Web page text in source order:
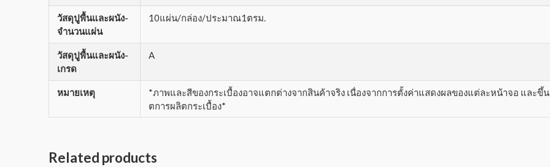
วัสดุปูพื้นและผนัง-
จำนวนแผ่น
10แผ่น/กล่อง/ประมาณ1ตรม.
วัสดุปูพื้นและผนัง-
เกรด
A
หมายเหตุ
*ภาพและสีของกระเบื้องอาจแตกต่างจากสินค้าจริง เนื่องจากการตั้งค่าแสดงผลของแต่ละหน้าจอ และขึ้
ตการผลิตกระเบื้อง*
Related products